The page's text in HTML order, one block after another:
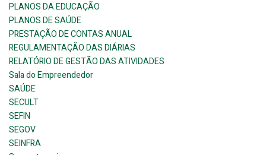
PLANOS DA EDUCAÇÃO
PLANOS DE SAÚDE
PRESTAÇÃO DE CONTAS ANUAL
REGULAMENTAÇÃO DAS DIÁRIAS
RELATÓRIO DE GESTÃO DAS ATIVIDADES
Sala do Empreendedor
SAÚDE
SECULT
SEFIN
SEGOV
SEINFRA